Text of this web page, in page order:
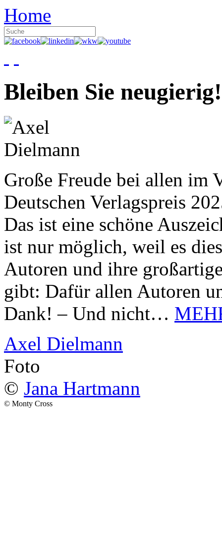
Home
Bleiben Sie neugierig!
Große Freude bei allen im
Deutschen Verlagspreis
Das ist eine schöne
ist nur möglich, weil es
Autoren und ihre
gibt: Dafür allen Autoren
Dank! – Und nicht…
Axel Dielmann
Foto
© Jana Hartmann
© Monty Cross